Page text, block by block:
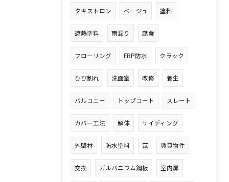
タキストロン ベージュ 塗料
遮熱塗料 雨漏り 腐食
フローリング FRP防水 クラック
ひび割れ 洗面室 改修 養生
バルコニー トップコート スレート
カバー工法 解体 サイディング
外壁材 防水塗料 瓦 賃貸物件
交換 ガルバニウム鋼板 室内扉